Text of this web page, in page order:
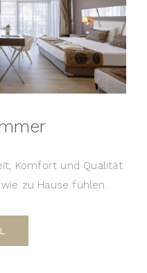
Komfort und Qualität.
zu Hause fühlen.